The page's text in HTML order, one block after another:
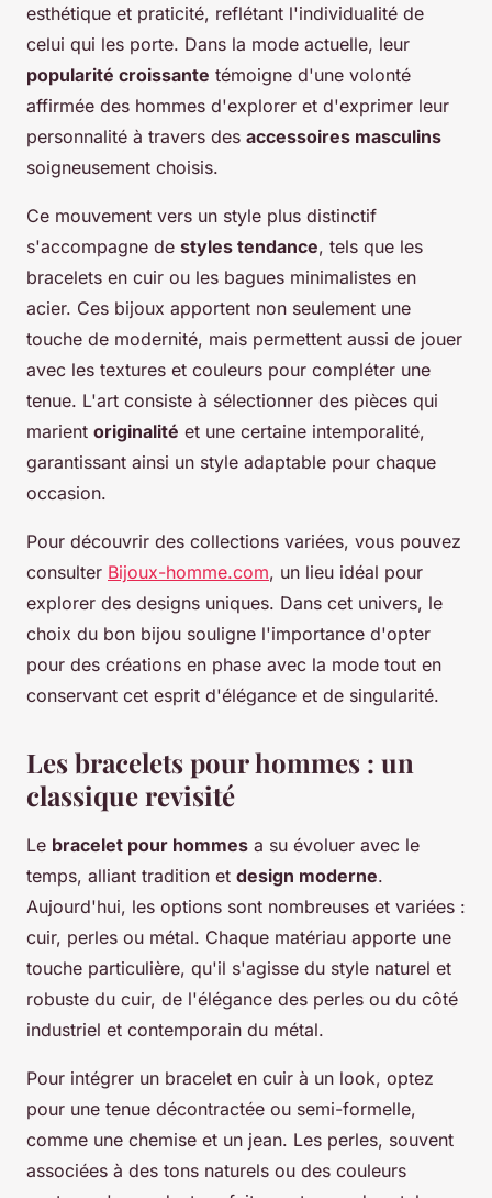
esthétique et praticité, reflétant l'individualité de
celui qui les porte. Dans la mode actuelle, leur
popularité croissante témoigne d'une volonté
affirmée des hommes d'explorer et d'exprimer leur
personnalité à travers des accessoires masculins
soigneusement choisis.
Ce mouvement vers un style plus distinctif
s'accompagne de styles tendance, tels que les
bracelets en cuir ou les bagues minimalistes en
acier. Ces bijoux apportent non seulement une
touche de modernité, mais permettent aussi de jouer
avec les textures et couleurs pour compléter une
tenue. L'art consiste à sélectionner des pièces qui
marient originalité et une certaine intemporalité,
garantissant ainsi un style adaptable pour chaque
occasion.
Pour découvrir des collections variées, vous pouvez
consulter Bijoux-homme.com, un lieu idéal pour
explorer des designs uniques. Dans cet univers, le
choix du bon bijou souligne l'importance d'opter
pour des créations en phase avec la mode tout en
conservant cet esprit d'élégance et de singularité.
Les bracelets pour hommes : un
classique revisité
Le bracelet pour hommes a su évoluer avec le
temps, alliant tradition et design moderne.
Aujourd'hui, les options sont nombreuses et variées :
cuir, perles ou métal. Chaque matériau apporte une
touche particulière, qu'il s'agisse du style naturel et
robuste du cuir, de l'élégance des perles ou du côté
industriel et contemporain du métal.
Pour intégrer un bracelet en cuir à un look, optez
pour une tenue décontractée ou semi-formelle,
comme une chemise et un jean. Les perles, souvent
associées à des tons naturels ou des couleurs